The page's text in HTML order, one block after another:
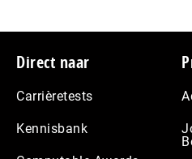
Footer
Direct naar
Carrièretests
Kennisbank